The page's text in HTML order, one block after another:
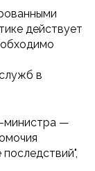
действует
в
министра —